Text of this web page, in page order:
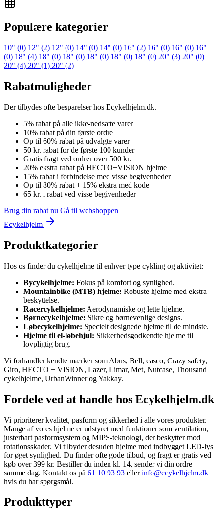
Populære kategorier
10" (0) 12" (2) 12" (0) 14" (0) 14" (0) 16" (2) 16" (0) 16" (0) 16"
(0) 18" (4) 18" (0) 18" (0) 18" (0) 18" (0) 18" (0) 20" (3) 20" (0)
20" (4) 20" (1) 20" (2)
Rabatmuligheder
Der tilbydes ofte besparelser hos Ecykelhjelm.dk.
5% rabat på alle ikke-nedsatte varer
10% rabat på din første ordre
Op til 60% rabat på udvalgte varer
50 kr. rabat for de første 100 kunder
Gratis fragt ved ordrer over 500 kr.
20% ekstra rabat på HECTO+VISION hjelme
15% rabat i forbindelse med visse begivenheder
Op til 80% rabat + 15% ekstra med kode
65 kr. i rabat ved visse begivenheder
Brug din rabat nu Gå til webshoppen
Ecykelhjelm
Produktkategorier
Hos os finder du cykelhjelme til enhver type cykling og aktivitet:
Bycykelhjelme: Fokus på komfort og synlighed.
Mountainbike (MTB) hjelme: Robuste hjelme med ekstra
beskyttelse.
Racercykelhjelme: Aerodynamiske og lette hjelme.
Børnecykelhjelme: Sikre og børnevenlige designs.
Løbecykelhjelme: Specielt designede hjelme til de mindste.
Hjelme til el-løbehjul: Sikkerhedsgodkendte hjelme til
lovpligtig brug.
Vi forhandler kendte mærker som Abus, Bell, casco, Crazy safety,
Giro, HECTO + VISION, Lazer, Limar, Met, Nutcase, Thousand
cykelhjelme, UrbanWinner og Yakkay.
Fordele ved at handle hos Ecykelhjelm.dk
Vi prioriterer kvalitet, pasform og sikkerhed i alle vores produkter.
Mange af vores hjelme er udstyret med funktioner som ventilation,
justerbart pasformsystem og MIPS-teknologi, der beskytter mod
rotationsskader. Vi tilbyder desuden hjelme med indbygget LED-lys
for øget synlighed. Du finder ofte gode tilbud, og fragt er gratis ved
køb over 399 kr. Bestiller du inden kl. 14, sender vi din ordre
samme dag. Kontakt os på 61 10 93 93 ellerinfo@ecykelhjelm.dk
hvis du har spørgsmål.
Produkttyper